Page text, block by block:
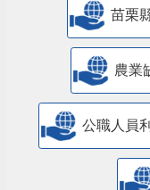
苗栗
農業
公職人員